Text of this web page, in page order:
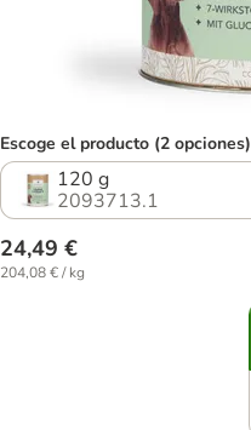
Escoge el producto (2 opciones)
120 g
2093713.1
24,49 €
204,08 € / kg